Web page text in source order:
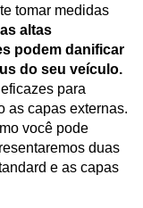
tomar medidas
altas
podem danificar
do seu veículo.
para
as capas externas.
você pode
duas
e as capas